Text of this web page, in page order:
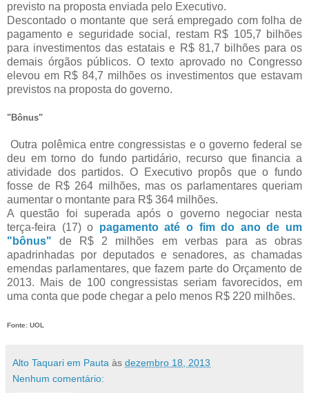
previsto na proposta enviada pelo Executivo.
Descontado o montante que será empregado com folha de
pagamento e seguridade social, restam R$ 105,7 bilhões
para investimentos das estatais e R$ 81,7 bilhões para os
demais órgãos públicos. O texto aprovado no Congresso
elevou em R$ 84,7 milhões os investimentos que estavam
previstos na proposta do governo.
"Bônus"
Outra polêmica entre congressistas e o governo federal se
deu em torno do fundo partidário, recurso que financia a
atividade dos partidos. O Executivo propôs que o fundo
fosse de R$ 264 milhões, mas os parlamentares queriam
aumentar o montante para R$ 364 milhões.
A questão foi superada após o governo negociar nesta
terça-feira (17) o pagamento até o fim do ano de um
"bônus" de R$ 2 milhões em verbas para as obras
apadrinhadas por deputados e senadores, as chamadas
emendas parlamentares, que fazem parte do Orçamento de
2013. Mais de 100 congressistas seriam favorecidos, em
uma conta que pode chegar a pelo menos R$ 220 milhões.
Fonte: UOL
Alto Taquari em Pauta às dezembro 18, 2013
Nenhum comentário: